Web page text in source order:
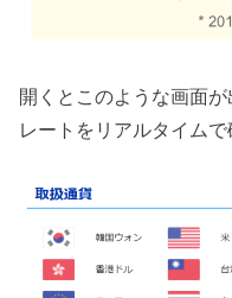
開くとこのような画面
レートをリアルタイム